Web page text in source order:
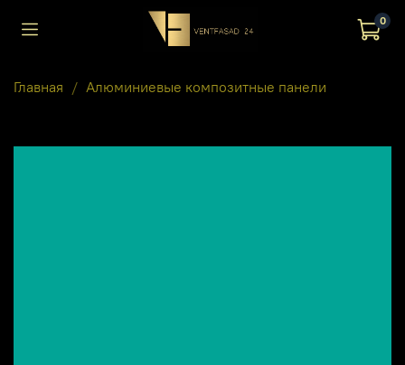
0
Главная Алюминиевые композитные панели